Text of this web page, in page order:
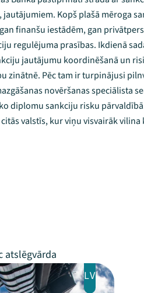
jautājumiem. Kopš plašā mēroga
finanšu iestādēm, gan
regulējuma prasības. Ikdienā
jautājumu koordinēšanā un
zinātnē. Pēc tam ir turpinājusi
novēršanas speciālista
diplomu sankciju risku
valstīs, kur viņu visvairāk vilina
LV